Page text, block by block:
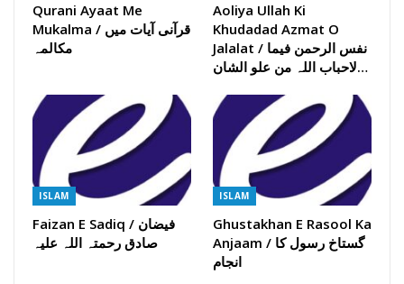
Qurani Ayaat Me
Mukalma / قرآنی آیات میں
مکالمہ
Aoliya Ullah Ki
Khudadad Azmat O
Jalalat / نفس الرحمن فیما
لاحباب اللہ من علو الشان…
ISLAM
Faizan E Sadiq / فیضان
صادق رحمتہ اللہ علیہ
ISLAM
Ghustakhan E Rasool Ka
Anjaam / گستاخ رسول کا
انجام